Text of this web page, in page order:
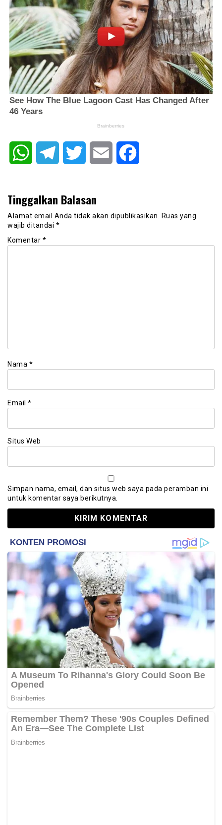
WhatsAppTelegram Twitter Email
Tinggalkan Balasan
Alamat email Anda tidak akan dipublikasikan.
Ruas yang
wajib ditandai *
Komentar *
Nama *
Email *
Situs Web
Simpan nama, email, dan situs web saya pada peramban ini
untuk komentar saya berikutnya.